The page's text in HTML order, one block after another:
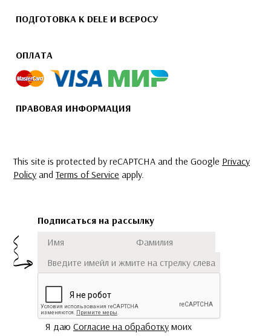
ПОДГОТОВКА К DELE И ВСЕРОСУ
ОПЛАТА
ПРАВОВАЯ ИНФОРМАЦИЯ
This site is protected by reCAPTCHA and the Google Privacy
Policy andTerms of Service apply.
Подписаться на рассылку
Имя
Фамилия
Я даю Согласие на обработку моих
Подписаться